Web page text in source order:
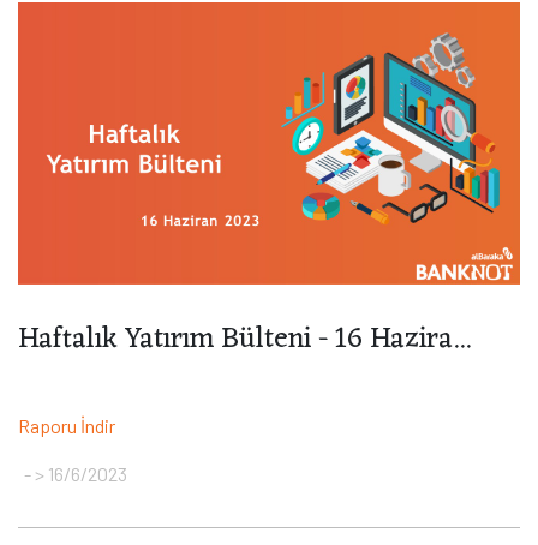
Haftalık Yatırım Bülteni - 16 Hazira...
Raporu İndir
> 16/6/2023